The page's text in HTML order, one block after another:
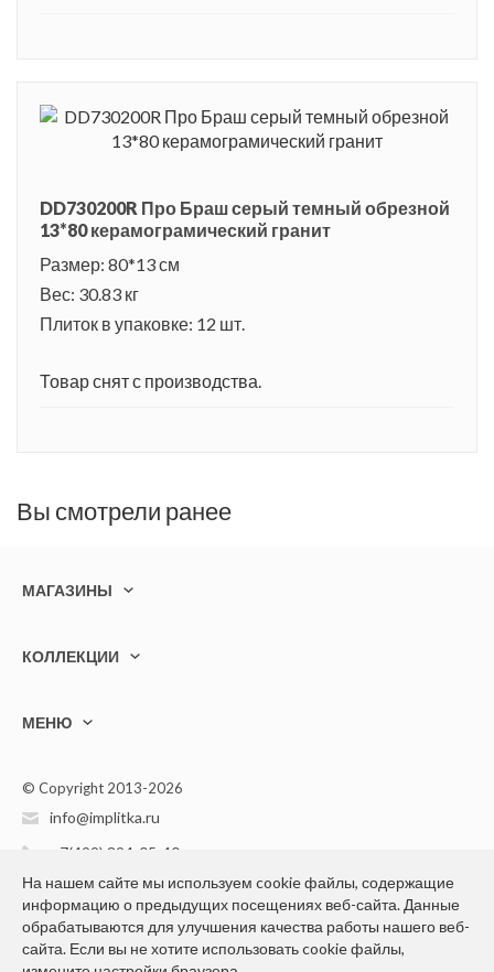
DD730200R Про Браш серый темный обрезной
13*80 керамограмический гранит
Размер: 80*13 см
Вес: 30.83 кг
Плиток в упаковке: 12 шт.
Товар снят с производства.
Вы смотрели ранее
МАГАЗИНЫ
КОЛЛЕКЦИИ
МЕНЮ
© Copyright 2013-2026
info@implitka.ru
+7(499) 394-05-40
На нашем сайте мы используем cookie файлы, содержащие
информацию о предыдущих посещениях веб-сайта. Данные
обрабатываются для улучшения качества работы нашего веб-
сайта. Если вы не хотите использовать cookie файлы,